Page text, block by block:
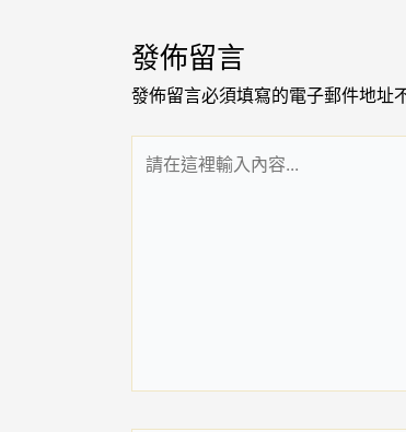
發佈留言
發佈留言必須填寫的電子郵件地址
在